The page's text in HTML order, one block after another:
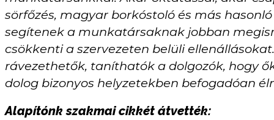
sörfőzés, magyar borkóstoló és más
segítenek a munkatársaknak jobban
csökkenti a szervezeten belüli
rávezethetők, taníthatók a dolgozók, hogy
dolog bizonyos helyzetekben befogadóan
Alapítónk szakmai cikkét átvették: